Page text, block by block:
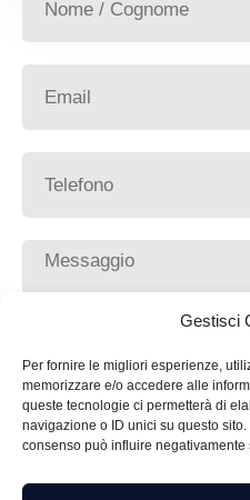
Gestisci
Per fornire le migliori esperienze,
memorizzare e/o accedere alle
queste tecnologie ci permetterà di
navigazione o ID unici su questo
consenso può influire
Ho letto laPrivacyed
miei dati.